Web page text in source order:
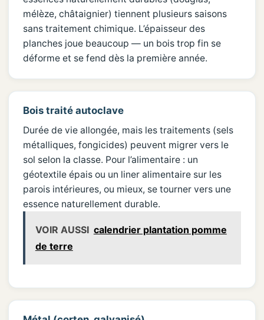
mélèze, châtaignier) tiennent plusieurs saisons
sans traitement chimique. L’épaisseur des
planches joue beaucoup — un bois trop fin se
déforme et se fend dès la première année.
Bois traité autoclave
Durée de vie allongée, mais les traitements (sels
métalliques, fongicides) peuvent migrer vers le
sol selon la classe. Pour l’alimentaire : un
géotextile épais ou un liner alimentaire sur les
parois intérieures, ou mieux, se tourner vers une
essence naturellement durable.
VOIR AUSSI calendrier plantation pomme
de terre